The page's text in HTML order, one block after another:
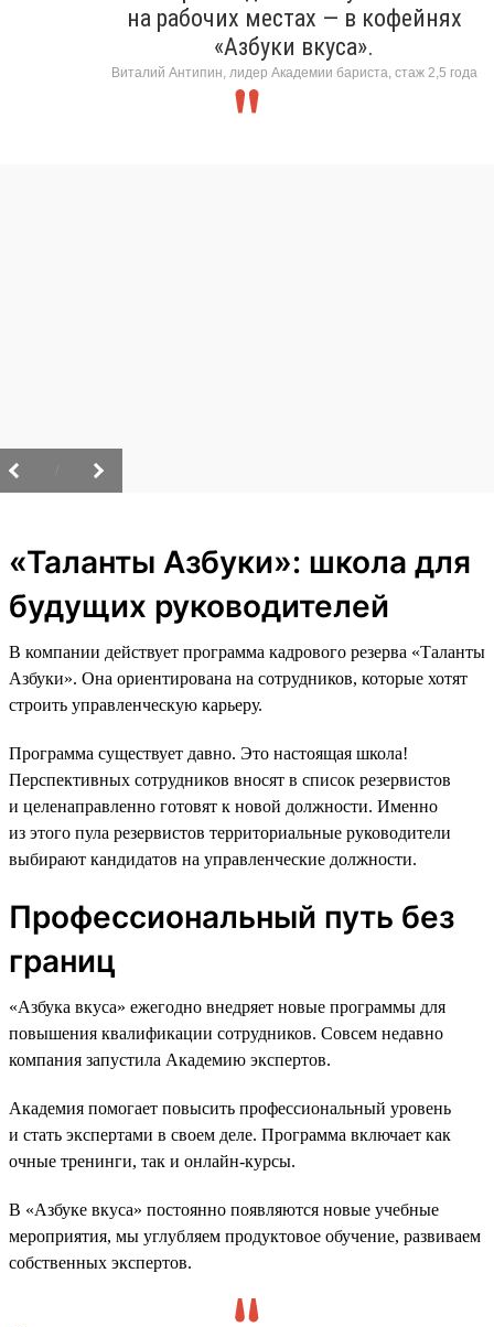
на рабочих местах — в кофейнях
«Азбуки вкуса».
Виталий Антипин, лидер Академии бариста, стаж 2,5 года
«Таланты Азбуки»: школа для
будущих руководителей
В компании действует программа кадрового резерва «Таланты
Азбуки». Она ориентирована на сотрудников, которые хотят
строить управленческую карьеру.
Программа существует давно. Это настоящая школа!
Перспективных сотрудников вносят в список резервистов
и целенаправленно готовят к новой должности. Именно
из этого пула резервистов территориальные руководители
выбирают кандидатов на управленческие должности.
Профессиональный путь без
границ
«Азбука вкуса» ежегодно внедряет новые программы для
повышения квалификации сотрудников. Совсем недавно
компания запустила Академию экспертов.
Академия помогает повысить профессиональный уровень
и стать экспертами в своем деле. Программа включает как
очные тренинги, так и онлайн-курсы.
В «Азбуке вкуса» постоянно появляются новые учебные
мероприятия, мы углубляем продуктовое обучение, развиваем
собственных экспертов.